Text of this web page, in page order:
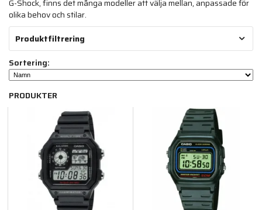
G-Shock, finns det många modeller att välja mellan, anpassade för
olika behov och stilar.
Produktfiltrering
Sortering:
PRODUKTER